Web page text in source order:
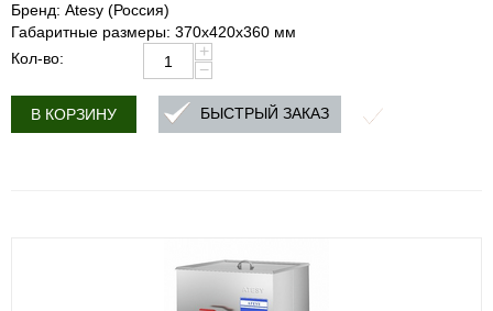
Бренд: Atesy (Россия)
Габаритные размеры: 370х420х360 мм
Кол-во:
+
−
В КОРЗИНУ БЫСТРЫЙ ЗАКАЗ